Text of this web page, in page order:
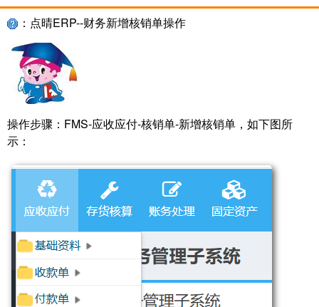
：点晴ERP--财务新增核销单操作
操作步骤：FMS-应收应付-核销单-新增核销单，如下图所
示：